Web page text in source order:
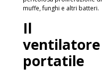
muffe, funghi e altri batteri.
Il
ventilatore
portatile